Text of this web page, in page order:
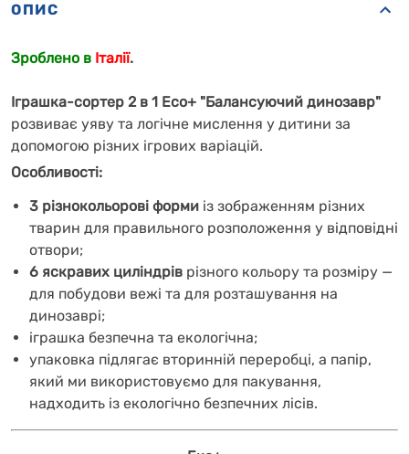
ОПИС
Зроблено в Італії.
Іграшка-сортер 2 в 1 Eco+ "Балансуючий динозавр"
розвиває уяву та логічне мислення у дитини за
допомогою різних ігрових варіацій.
Особливості:
3 різнокольорові форми із зображенням різних
тварин для правильного розположення у відповідні
отвори;
6 яскравих циліндрів різного кольору та розміру —
для побудови вежі та для розташування на
динозаврі;
іграшка безпечна та екологічна;
упаковка підлягає вторинній переробці, а папір,
який ми використовуємо для пакування,
надходить із екологічно безпечних лісів.